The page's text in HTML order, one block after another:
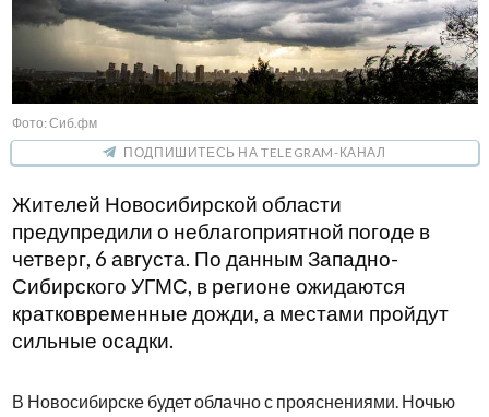
Фото: Сиб.фм
ПОДПИШИТЕСЬ НА TELEGRAM-КАНАЛ
Жителей Новосибирской области
предупредили о неблагоприятной погоде в
четверг, 6 августа. По данным Западно-
Сибирского УГМС, в регионе ожидаются
кратковременные дожди, а местами пройдут
сильные осадки.
В Новосибирске будет облачно с прояснениями. Ночью